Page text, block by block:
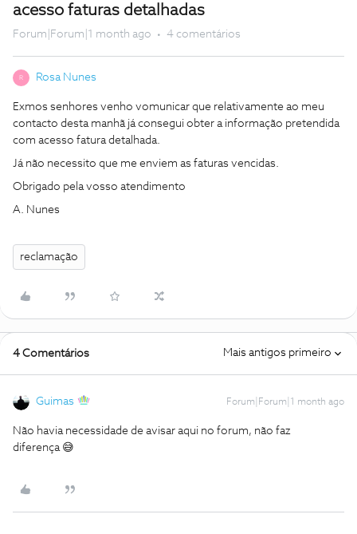
acesso faturas detalhadas
Forum|Forum|1 month ago 4 comentários
R Rosa Nunes
Exmos senhores venho vomunicar que relativamente ao meu
contacto desta manhã já consegui obter a informação pretendida
com acesso fatura detalhada.
Já não necessito que me enviem as faturas vencidas.
Obrigado pela vosso atendimento
A. Nunes
reclamação
4 Comentários Mais antigos primeiro
Guimas Forum|Forum|1 month ago
Não havia necessidade de avisar aqui no forum, não faz
diferença 😅